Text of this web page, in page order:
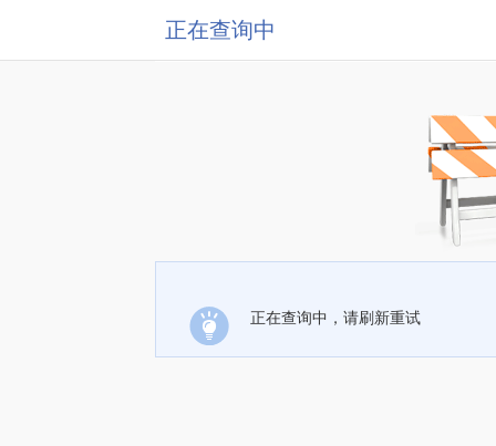
正在查询中
正在查询中，请刷新重试